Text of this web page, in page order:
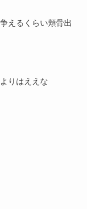
えるくらい頬骨出
りはええな